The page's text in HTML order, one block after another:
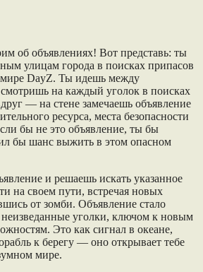
об объявлениях! Вот представь: ты
улицам города в поисках припасов
DayZ. Ты идешь между
на каждый уголок в поисках
— на стене замечаешь объявление
ресурса, места безопасности
бы не это объявление, ты бы
бы шанс выжить в этом опасном
и решаешь искать указанное
на своем пути, встречая новых
от зомби. Объявление стало
уголки, ключом к новым
Это как сигнал в океане,
к берегу — оно открывает тебе
мире.